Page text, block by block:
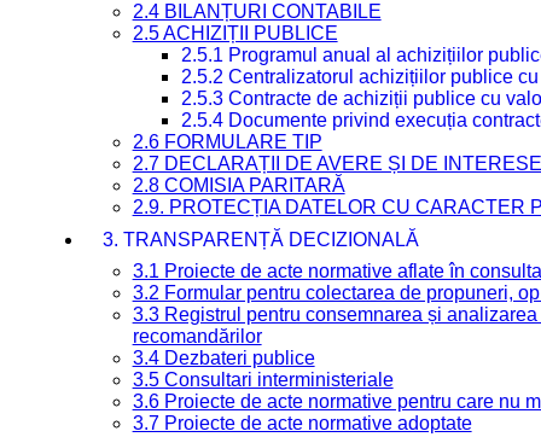
2.4 BILANȚURI CONTABILE
2.5 ACHIZIȚII PUBLICE
2.5.1 Programul anual al achizițiilor
2.5.2 Centralizatorul achizițiilor publice
2.5.3 Contracte de achiziții publice cu
2.5.4 Documente privind execuția
2.6 FORMULARE TIP
2.7 DECLARAȚII DE AVERE ȘI DE INTERESE
2.8 COMISIA PARITARĂ
2.9. PROTECȚIA DATELOR CU CARACTER
3. TRANSPARENȚĂ DECIZIONALĂ
3.1 Proiecte de acte normative aflate în
3.2 Formular pentru colectarea de propuneri,
3.3 Registrul pentru consemnarea și
recomandărilor
3.4 Dezbateri publice
3.5 Consultari interministeriale
3.6 Proiecte de acte normative pentru care nu
3.7 Proiecte de acte normative adoptate